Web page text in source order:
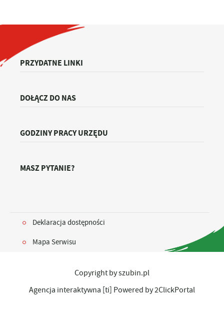
PRZYDATNE LINKI
DOŁĄCZ DO NAS
GODZINY PRACY URZĘDU
MASZ PYTANIE?
Deklaracja dostępności
Mapa Serwisu
Copyright by szubin.pl
Agencja interaktywna [ti] Powered by2ClickPortal